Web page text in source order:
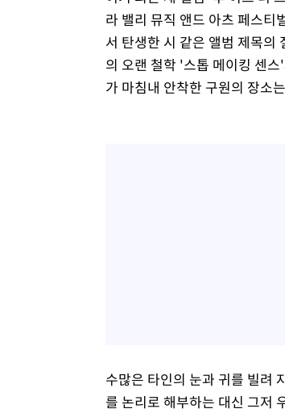
라 밸리 뮤직 앤드 아츠 페스티
서 탄생한 시 같은 앨범 제목의
의 오랜 철학 '스톱 메이킹 센
가 마침내 안착한 구원의 장소
수많은 타인의 눈과 귀를 빌려
를 논리로 해부하는 대신 그저